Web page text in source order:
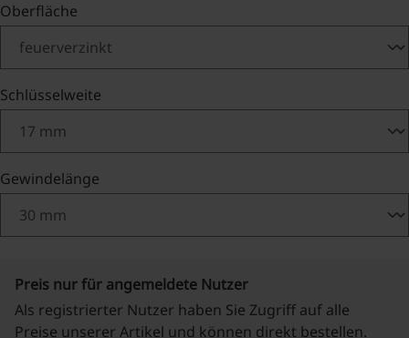
Oberfläche
Schlüsselweite
Gewindelänge
Preis nur für angemeldete Nutzer
Als registrierter Nutzer haben Sie Zugriff auf alle
Preise unserer Artikel und können direkt bestellen.